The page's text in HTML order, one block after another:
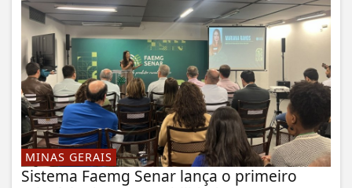
MINAS GERAIS
Sistema Faemg Senar lança o primeiro